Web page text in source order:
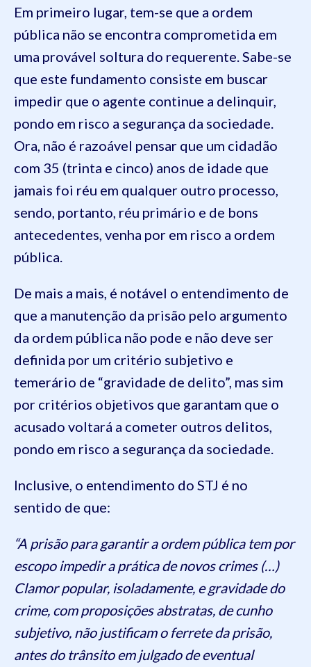
Em primeiro lugar, tem-se que a ordem
pública não se encontra comprometida em
uma provável soltura do requerente. Sabe-se
que este fundamento consiste em buscar
impedir que o agente continue a delinquir,
pondo em risco a segurança da sociedade.
Ora, não é razoável pensar que um cidadão
com 35 (trinta e cinco) anos de idade que
jamais foi réu em qualquer outro processo,
sendo, portanto, réu primário e de bons
antecedentes, venha por em risco a ordem
pública.
De mais a mais, é notável o entendimento de
que a manutenção da prisão pelo argumento
da ordem pública não pode e não deve ser
definida por um critério subjetivo e
temerário de “gravidade de delito”, mas sim
por critérios objetivos que garantam que o
acusado voltará a cometer outros delitos,
pondo em risco a segurança da sociedade.
Inclusive, o entendimento do STJ é no
sentido de que:
“A prisão para garantir a ordem pública tem por
escopo impedir a prática de novos crimes (…)
Clamor popular, isoladamente, e gravidade do
crime, com proposições abstratas, de cunho
subjetivo, não justificam o ferrete da prisão,
antes do trânsito em julgado de eventual